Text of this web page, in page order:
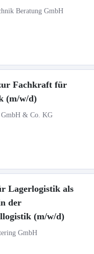
Beratung GmbH
Fachkraft für
(m/w/d)
& Co. KG
Lagerlogistik als
der
(m/w/d)
GmbH